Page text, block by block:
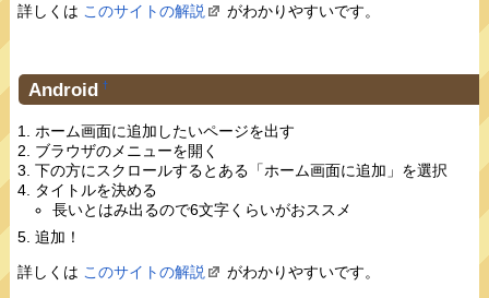
詳しくは このサイトの解説 がわかりやすいです。
Android †
ホーム画面に追加したいページを出す
ブラウザのメニューを開く
下の方にスクロールするとある「ホーム画面に追加」を選択
タイトルを決める
長いとはみ出るので6文字くらいがおススメ
追加！
詳しくは このサイトの解説 がわかりやすいです。